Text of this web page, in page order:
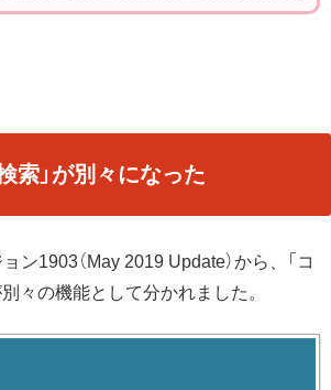
検索」が別々になった
ン1903（ May 2019 Update）から、「コ
別々の機能として分かれました。